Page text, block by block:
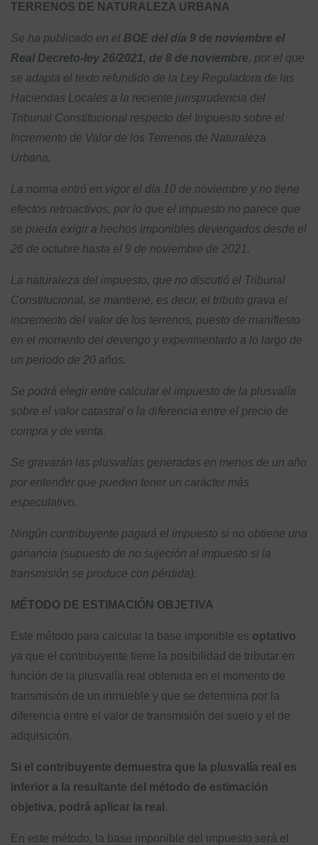
TERRENOS DE NATURALEZA URBANA
Se ha publicado en el BOE del día 9 de noviembre el
Real Decreto-ley 26/2021, de 8 de noviembre, por el que
se adapta el texto refundido de la Ley Reguladora de las
Haciendas Locales a la reciente jurisprudencia del
Tribunal Constitucional respecto del Impuesto sobre el
Incremento de Valor de los Terrenos de Naturaleza
Urbana.
La norma entró en vigor el día 10 de noviembre y no tiene
efectos retroactivos, por lo que el impuesto no parece que
se pueda exigir a hechos imponibles devengados desde el
26 de octubre hasta el 9 de noviembre de 2021.
La naturaleza del impuesto, que no discutió el Tribunal
Constitucional, se mantiene, es decir, el tributo grava el
incremento del valor de los terrenos, puesto de manifiesto
en el momento del devengo y experimentado a lo largo de
un periodo de 20 años.
Se podrá elegir entre calcular el impuesto de la plusvalía
sobre el valor catastral o la diferencia entre el precio de
compra y de venta.
Se gravarán las plusvalías generadas en menos de un año
por entender que pueden tener un carácter más
especulativo.
Ningún contribuyente pagará el impuesto si no obtiene una
ganancia (supuesto de no sujeción al impuesto si la
transmisión se produce con pérdida).
MÉTODO DE ESTIMACIÓN OBJETIVA
Este método para calcular la base imponible es optativo
ya que el contribuyente tiene la posibilidad de tributar en
función de la plusvalía real obtenida en el momento de
transmisión de un inmueble y que se determina por la
diferencia entre el valor de transmisión del suelo y el de
adquisición.
Si el contribuyente demuestra que la plusvalía real es
inferior a la resultante del método de estimación
objetiva, podrá aplicar la real .
En este método, la base imponible del impuesto será el